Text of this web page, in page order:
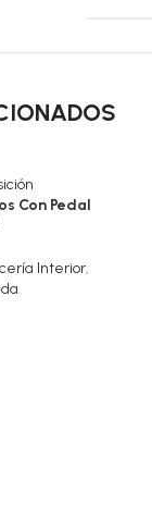
Con Pedal
Interior,